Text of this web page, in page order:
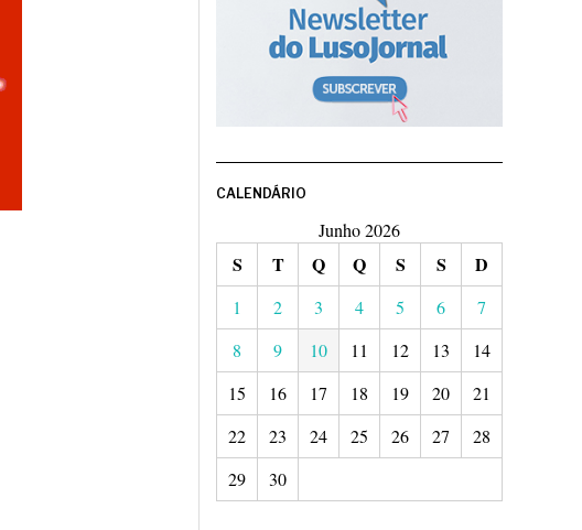
CALENDÁRIO
Junho 2026
S T Q Q S S D
1 2 3 4 5 6
7
8
9 10 11 12 13
14
15
16 17 18 19 20
21
22
23 24 25 26 27
28
29
30